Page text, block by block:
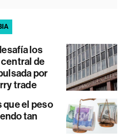
los
de
por
trade
que el peso
tan